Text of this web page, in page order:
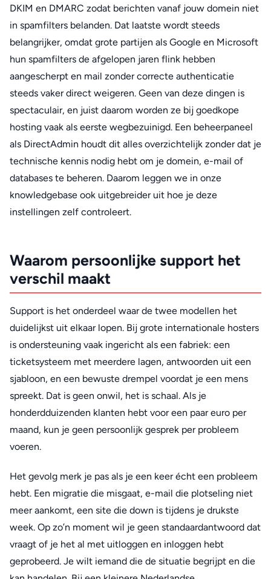
DKIM en DMARC zodat berichten vanaf jouw domein niet
in spamfilters belanden. Dat laatste wordt steeds
belangrijker, omdat grote partijen als Google en Microsoft
hun spamfilters de afgelopen jaren flink hebben
aangescherpt en mail zonder correcte authenticatie
steeds vaker direct weigeren. Geen van deze dingen is
spectaculair, en juist daarom worden ze bij goedkope
hosting vaak als eerste wegbezuinigd. Een beheerpaneel
als DirectAdmin houdt dit alles overzichtelijk zonder dat je
technische kennis nodig hebt om je domein, e-mail of
databases te beheren. Daarom leggen we in onze
knowledgebase ook uitgebreider uit hoe je deze
instellingen zelf controleert.
Waarom persoonlijke support het
verschil maakt
Support is het onderdeel waar de twee modellen het
duidelijkst uit elkaar lopen. Bij grote internationale hosters
is ondersteuning vaak ingericht als een fabriek: een
ticketsysteem met meerdere lagen, antwoorden uit een
sjabloon, en een bewuste drempel voordat je een mens
spreekt. Dat is geen onwil, het is schaal. Als je
honderdduizenden klanten hebt voor een paar euro per
maand, kun je geen persoonlijk gesprek per probleem
voeren.
Het gevolg merk je pas als je een keer écht een probleem
hebt. Een migratie die misgaat, e-mail die plotseling niet
meer aankomt, een site die down is tijdens je drukste
week. Op zo’n moment wil je geen standaardantwoord dat
vraagt of je het al met uitloggen en inloggen hebt
geprobeerd. Je wilt iemand die de situatie begrijpt en die